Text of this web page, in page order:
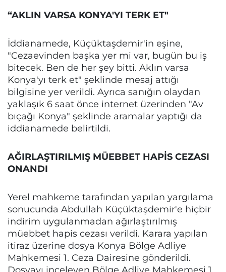
“AKLIN VARSA KONYA'YI TERK ET"
İddianamede, Küçüktaşdemir'in eşine,
"Cezaevinden başka yer mi var, bugün bu iş
bitecek. Ben de her şey bitti. Aklın varsa
Konya'yı terk et" şeklinde mesaj attığı
bilgisine yer verildi. Ayrıca sanığın olaydan
yaklaşık 6 saat önce internet üzerinden "Av
bıçağı Konya" şeklinde aramalar yaptığı da
iddianamede belirtildi.
AĞIRLAŞTIRILMIŞ MÜEBBET HAPİS CEZASI
ONANDI
Yerel mahkeme tarafından yapılan yargılama
sonucunda Abdullah Küçüktaşdemir'e hiçbir
indirim uygulanmadan ağırlaştırılmış
müebbet hapis cezası verildi. Karara yapılan
itiraz üzerine dosya Konya Bölge Adliye
Mahkemesi 1. Ceza Dairesine gönderildi.
Dosyayı inceleyen Bölge Adliye Mahkemesi 1.